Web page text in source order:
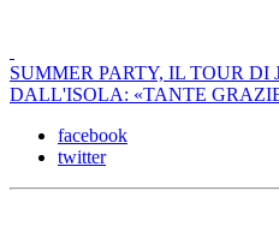
SUMMER PARTY, IL TOUR DI
DALL'ISOLA: «TANTE
facebook
twitter